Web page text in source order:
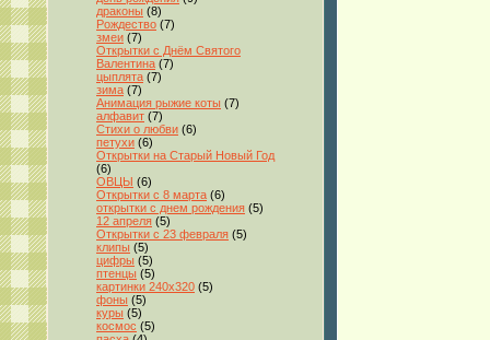
драконы (8)
Рождество (7)
змеи (7)
Открытки с Днём Святого
Валентина (7)
цыплята (7)
зима (7)
Анимация рыжие коты (7)
алфавит (7)
Стихи о любви (6)
петухи (6)
Открытки на Старый Новый Год
(6)
ОВЦЫ (6)
Открытки с 8 марта (6)
открытки с днем рождения (5)
12 апреля (5)
Открытки с 23 февраля (5)
клипы (5)
цифры (5)
птенцы (5)
картинки 240x320 (5)
фоны (5)
куры (5)
космос (5)